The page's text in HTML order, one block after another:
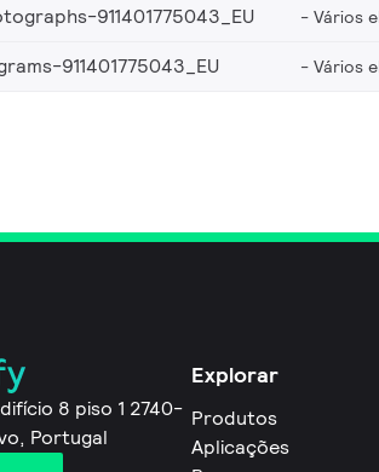
911401775043_EU Vários
911401775043_EU Vários
8 piso 1 2740-
Portugal
Explorar
Produtos
Aplicações